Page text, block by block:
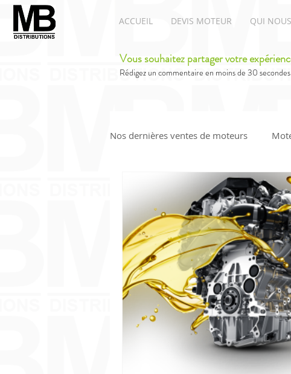
ACCUEIL DEVIS MOTEUR QUI
Vous souhaitez partager votre
Rédigez un commentaire en moins de 30
Nos dernières ventes de moteurs
Moteur AUDI